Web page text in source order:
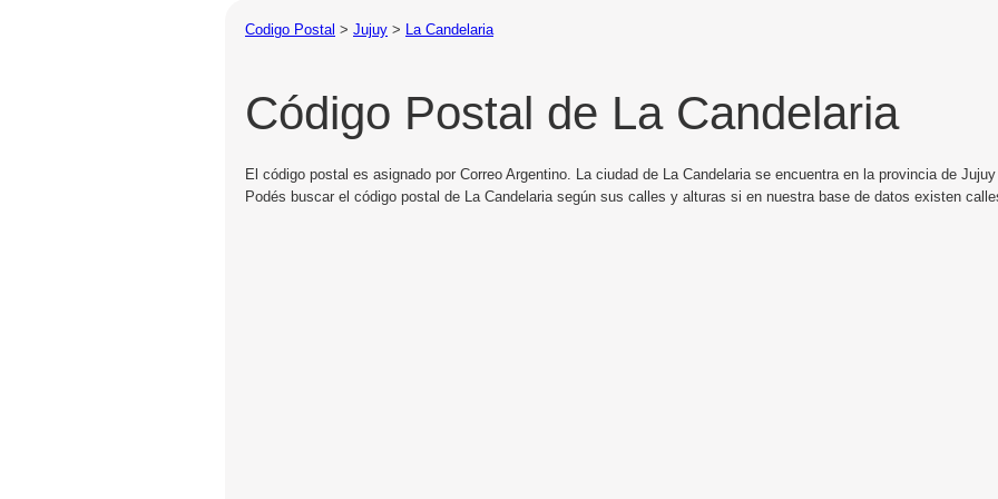
Codigo Postal > Jujuy > La Candelaria
Código Postal de La Candelaria
El código postal es asignado por Correo Argentino. La ciudad de La Candelaria se encuentra en la provincia de
Podés buscar el código postal de La Candelaria según sus calles y alturas si en nuestra base de datos existen